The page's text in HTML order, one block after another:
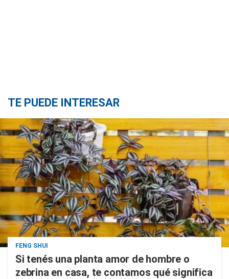
TE PUEDE INTERESAR
FENG SHUI
Si tenés una planta amor de hombre o
zebrina en casa, te contamos qué significa